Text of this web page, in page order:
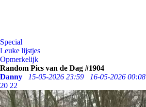
Special
Leuke lijstjes
Opmerkelijk
Random Pics van de Dag #1904
Danny
15-05-2026 23:59 16-05-2026 00:08
20 22